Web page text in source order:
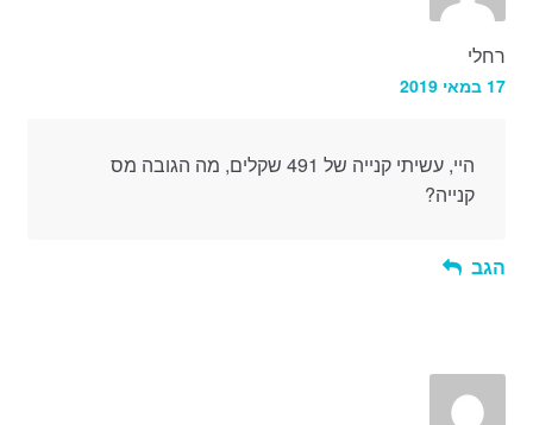
רחלי
17 במאי 2019
היי, עשיתי קנייה של 491 שקלים, מה הגובה מס
קנייה?
הגב